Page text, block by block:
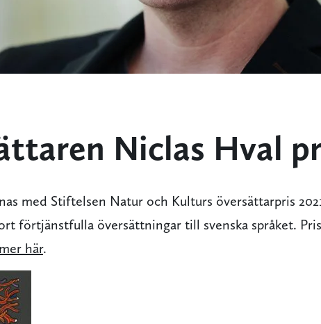
Niclas Hval
med Stiftelsen Natur och Kulturs översättarpris
förtjänstfulla översättningar till svenska språket.
här.